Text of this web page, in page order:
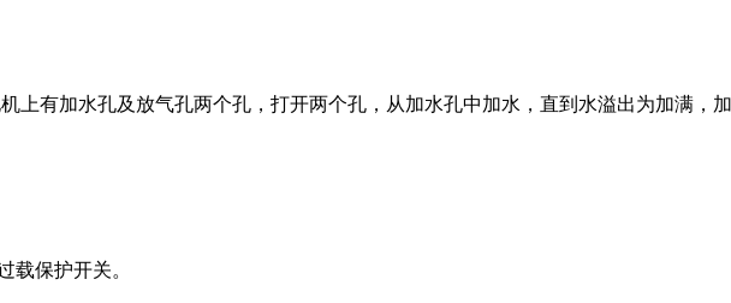
上有加水孔及放气孔两个孔，打开两个孔，从加水孔中加水，直到水溢出为加满，
载保护开关。